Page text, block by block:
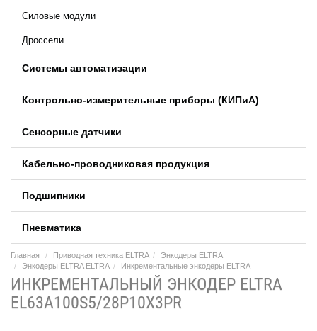
Силовые модули
Дроссели
Системы автоматизации
Контрольно-измерительные приборы (КИПиA)
Сенсорные датчики
Кабельно-проводниковая продукция
Подшипники
Пневматика
Главная Приводная техника ELTRA
Энкодеры ELTRA
Энкодеры ELTRA ELTRA
Инкрементальные энкодеры ELTRA
ИНКРЕМЕНТАЛЬНЫЙ ЭНКОДЕР ELTRA
EL63A100S5/28P10X3PR